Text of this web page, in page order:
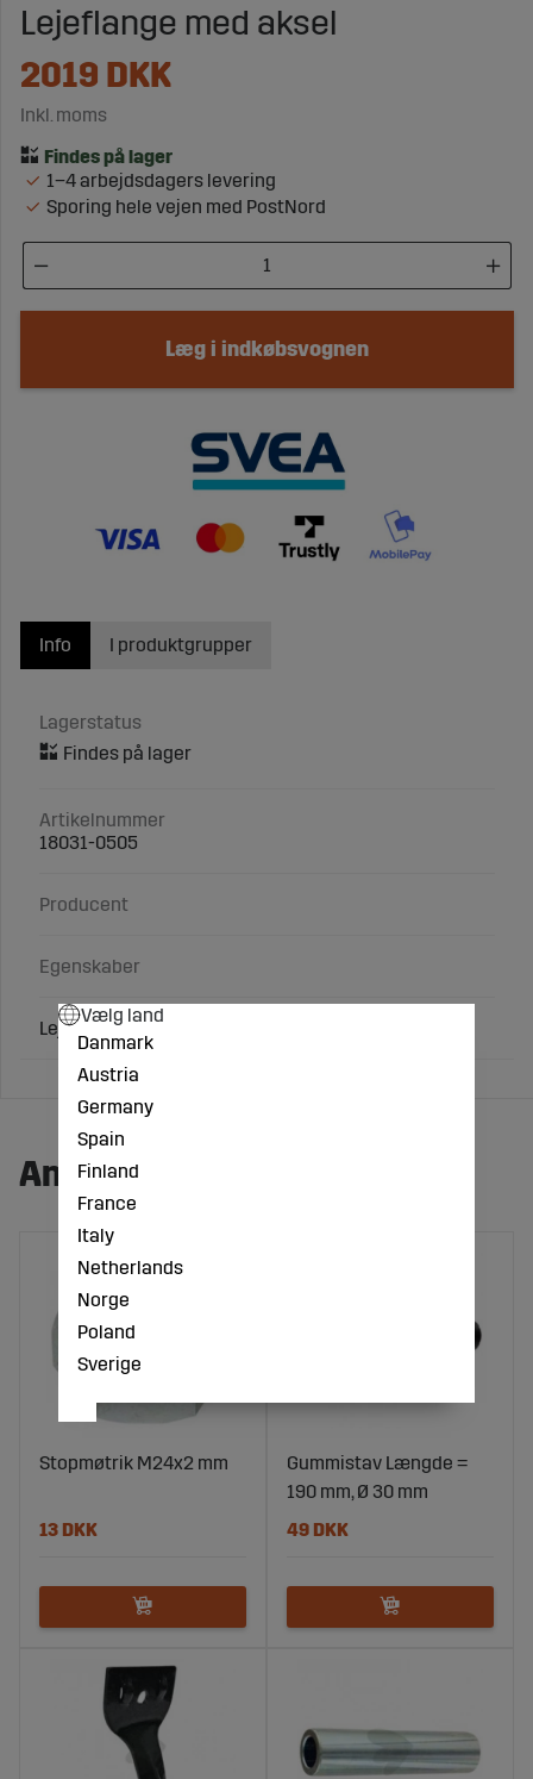
Lejeflange med aksel
2019 DKK
Inkl. moms
1–4 arbejdsdagers levering
Sporing hele vejen med PostNord
Læg i indkøbsvognen
Info
Lagerstatus
Artikelnummer
18031-0505
Producent
Egenskaber
Lejeflanger med aksel
I produktgrupper
Andre købte også:
Stopmøtrik M24x2 mm
13 DKK
Gummistav Længde =
190 mm, Ø 30 mm
49 DKK
Vælg land
Danmark
Austria
Germany
Spain
Finland
France
Italy
Netherlands
Norge
Poland
Sverige